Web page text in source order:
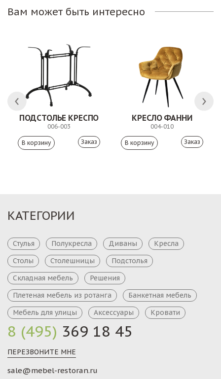
Вам может быть интересно
ПОДСТОЛЬЕ КРЕСПО
006-003
Заказ
КРЕСЛО ФАННИ
004-010
Заказ
8 (495) 369 18 45
ПЕРЕЗВОНИТЕ МНЕ
sale@mebel-restoran.ru
КАТЕГОРИИ
Стулья Полукресла Диваны
Кресла
Столы
Столешницы
Подстолья
Складная мебель
Решения
Плетеная мебель из ротанга
Банкетная мебель
Мебель для улицы
Аксессуары Кровати